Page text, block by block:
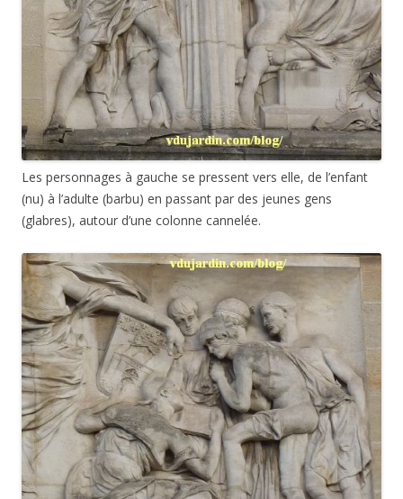
Les personnages à gauche se pressent vers elle, de l’enfant
(nu) à l’adulte (barbu) en passant par des jeunes gens
(glabres), autour d’une colonne cannelée.